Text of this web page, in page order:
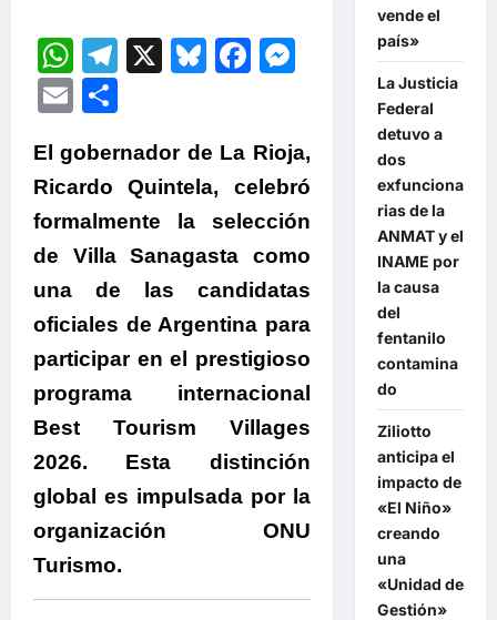
WhatsApp
Telegram
X Bluesky
Facebook
Messenger
Email
El gobernador de La Rioja,
Ricardo Quintela, celebró
formalmente la selección
de Villa Sanagasta como
una de las candidatas
oficiales de Argentina para
participar en el prestigioso
programa internacional
Best Tourism Villages
2026. Esta distinción
global es impulsada por la
organización ONU
Turismo.
vende el
país»
La Justicia
Federal
detuvo a
dos
exfunciona
rias de la
ANMAT y el
INAME por
la causa
del
fentanilo
contamina
do
Ziliotto
anticipa el
impacto de
«El Niño»
creando
una
«Unidad de
Gestión»